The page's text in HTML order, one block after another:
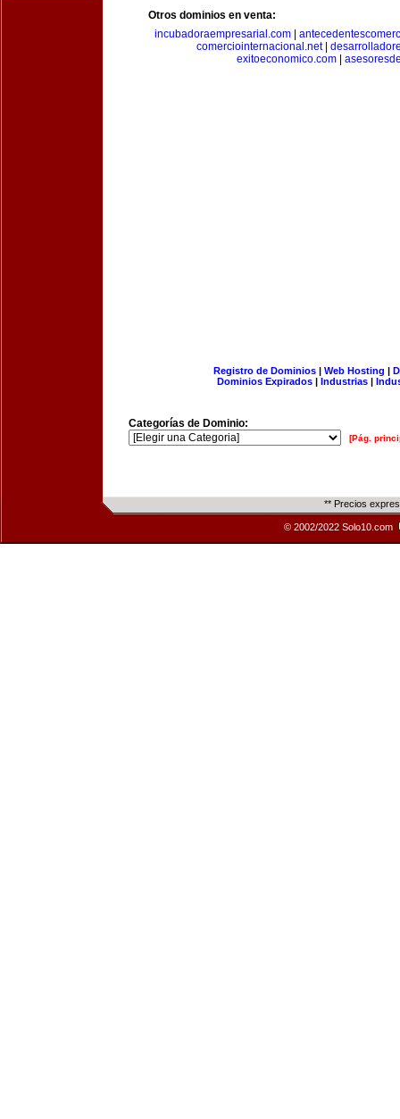
Otros dominios en venta:
incubadoraempresarial.com
comerciointernacional.net|
exitoeconomico.com|
Registro de Dominios| Web Hosting |
Dominios Expirados | Industrias |
Categorías de Dominio:
[Pág.
** Precios
© 2002/2022 Solo10.com